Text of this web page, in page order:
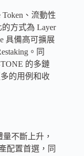
Token、流動性
方式為 Layer
具備高可擴展
。同
的多鏈
的用例和收
不斷上升，
配置首選，同